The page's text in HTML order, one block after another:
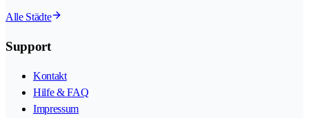
Alle Städte
Support
Kontakt
Hilfe & FAQ
Impressum